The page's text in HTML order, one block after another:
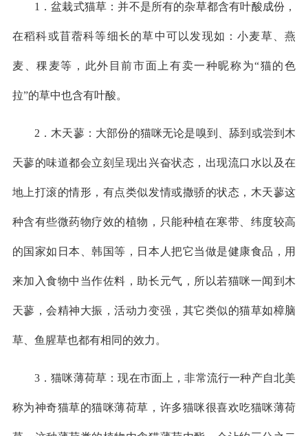
1．盆栽式猫草：并不是所有的杂草都含有叶酸成份，
在稻科或苜蓿科等细长的草中可以发现如：小麦草、燕
麦、稞麦等，此外目前市面上有卖一种昵称为“猫的色
拉”的草中也含有叶酸。
2．木天蓼：大部份的猫咪无论是嗅到、舔到或尝到木
天蓼的味道都会立刻呈现出兴奋状态，出现流口水以及在
地上打滚的情形，有点类似发情或撒骄的状态，木天蓼这
种含有些微药物疗效的植物，只能种植在寒带、纬度较高
的国家如日本、韩国等，日本人把它当做是健康食品，用
来加入食物中当作佐料，助长元气，所以若猫咪一闻到木
天蓼，会精神大振，活动力变强，其它类似的猫草如樟脑
草、鱼腥草也都有相同的效力。
3．猫咪薄荷草：现在市面上，非常流行一种产自北美
称为神奇猫草的猫咪薄荷草，许多猫咪很喜欢吃猫咪薄荷